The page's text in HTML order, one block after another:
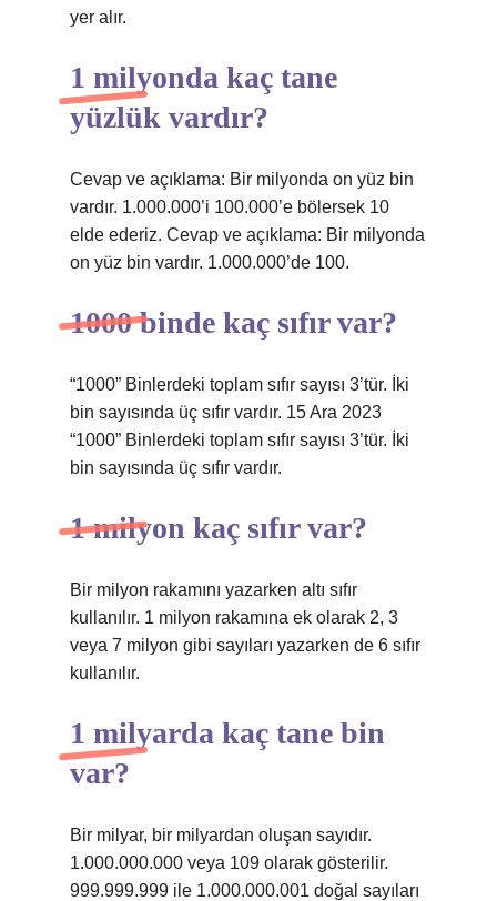
yer alır.
1 milyonda kaç tane
yüzlük vardır?
Cevap ve açıklama: Bir milyonda on yüz bin
vardır. 1.000.000’i 100.000’e bölersek 10
elde ederiz. Cevap ve açıklama: Bir milyonda
on yüz bin vardır. 1.000.000’de 100.
1000 binde kaç sıfır var?
“1000” Binlerdeki toplam sıfır sayısı 3’tür. İki
bin sayısında üç sıfır vardır. 15 Ara 2023
“1000” Binlerdeki toplam sıfır sayısı 3’tür. İki
bin sayısında üç sıfır vardır.
1 milyon kaç sıfır var?
Bir milyon rakamını yazarken altı sıfır
kullanılır. 1 milyon rakamına ek olarak 2, 3
veya 7 milyon gibi sayıları yazarken de 6 sıfır
kullanılır.
1 milyarda kaç tane bin
var?
Bir milyar, bir milyardan oluşan sayıdır.
1.000.000.000 veya 109 olarak gösterilir.
999.999.999 ile 1.000.000.001 doğal sayıları